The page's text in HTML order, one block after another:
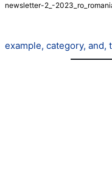
newsletter-2_-
example, category, and,